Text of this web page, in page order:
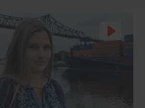
Nachhaltige Geldanlage: Rendite mit gutem Gewissen?